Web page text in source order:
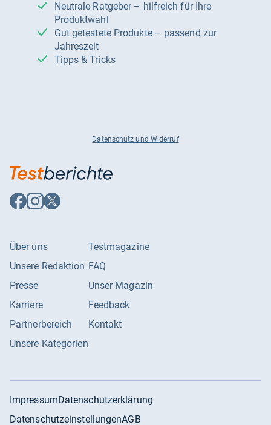
Neutrale Ratgeber – hilfreich für Ihre
Produktwahl
Gut getestete Produkte – passend zur
Jahreszeit
Tipps & Tricks
Datenschutz und Widerruf
Auf
Facebook
Auf
Instagram
Auf
X
Über uns
Unsere Redaktion
Presse
Karriere
Partnerbereich
Unsere Kategorien
Testmagazine
FAQ
Unser Magazin
Feedback
Kontakt
ImpressumDatenschutzerklärung
DatenschutzeinstellungenAGB